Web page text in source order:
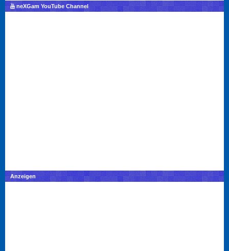
neXGam YouTube Channel
Anzeigen